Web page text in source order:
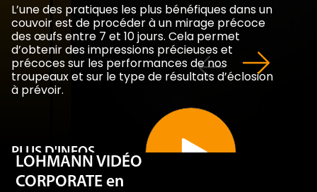
L’une des pratiques les plus bénéfiques dans un
couvoir est de procéder à un mirage précoce
des œufs entre 7 et 10 jours. Cela permet
d’obtenir des impressions précieuses et
précoces sur les performances de nos
troupeaux et sur le type de résultats d’éclosion
à prévoir.
PLUS D'INFOS
LOHMANN VIDÉO
CORPORATE en